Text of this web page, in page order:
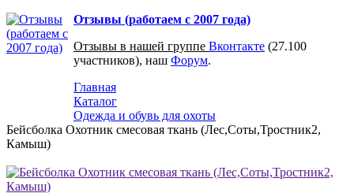
Отзывы (работаем с 2007 года)
Отзывы в нашей группе Вконтакте (27.100
участников), наш Форум.
Главная
Каталог
Одежда и обувь для охоты
Бейсболка Охотник смесовая ткань (Лес,Соты,Тростник2,
Камыш)